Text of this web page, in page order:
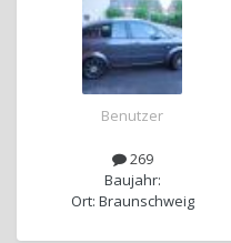
Benutzer
269
Baujahr:
Ort: Braunschweig